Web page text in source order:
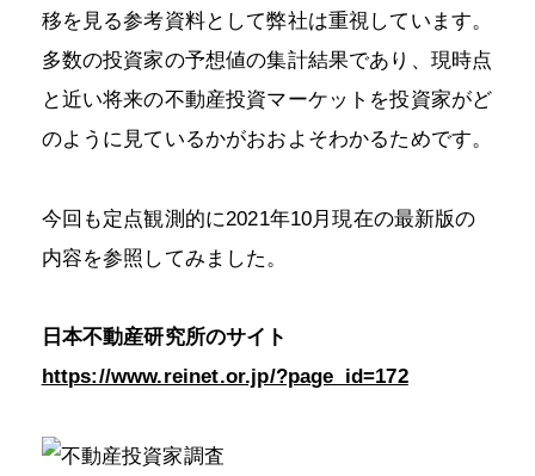
移を見る参考資料として弊社は重視しています。
多数の投資家の予想値の集計結果であり、現時点
と近い将来の不動産投資マーケットを投資家がど
のように見ているかがおおよそわかるためです。
今回も定点観測的に2021年10月現在の最新版の
内容を参照してみました。
日本不動産研究所のサイト
https://www.reinet.or.jp/?page_id=172